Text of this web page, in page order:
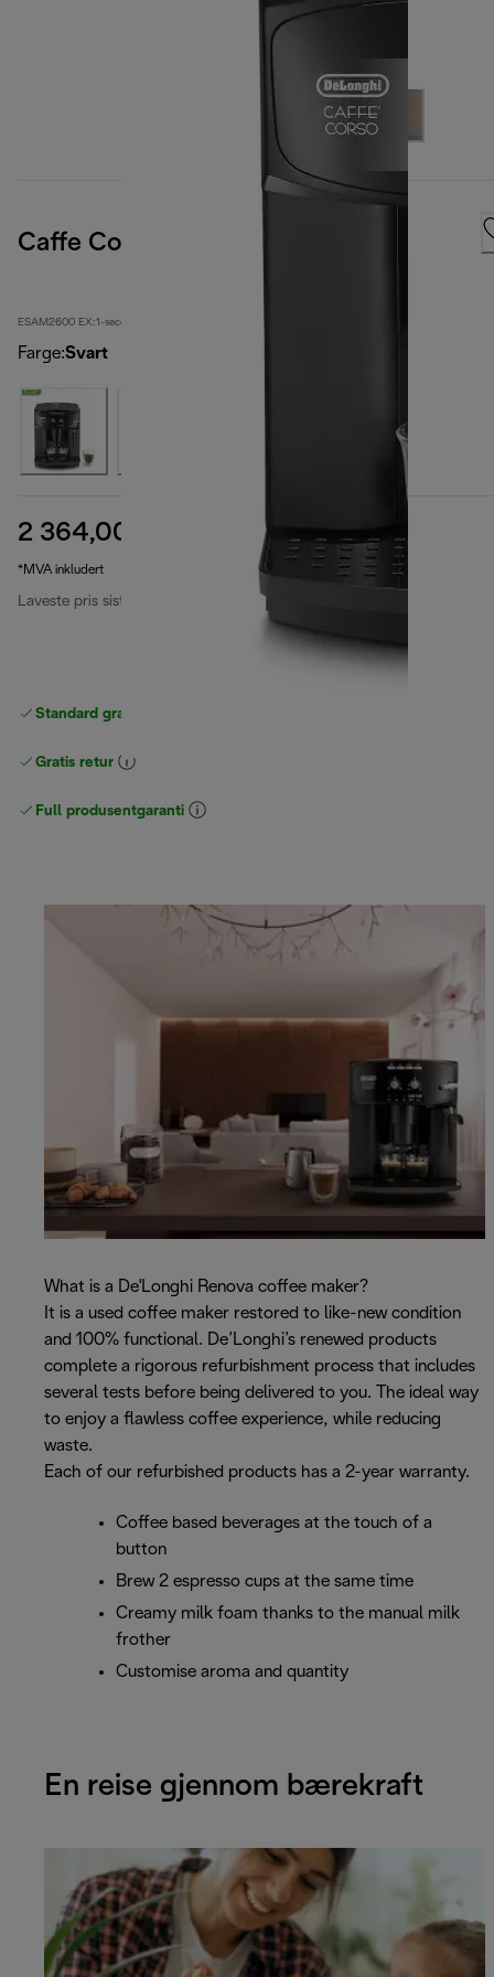
Caffe Corso
ESAM2600 EX:1-second
Farge:Svart
2 364,00 kr opprinnelig pris 3 199,00 kr
(-26 %)
*MVA inkludert
Laveste pris siste 30 dager
Standard gratis levering
Gratis retur
Full produsentgaranti
What is a De'Longhi Renova coffee maker?
It is a used coffee maker restored to like-new condition
and 100% functional. De’Longhi’s renewed products
complete a rigorous refurbishment process that includes
several tests before being delivered to you. The ideal way
to enjoy a flawless coffee experience, while reducing
waste.
Each of our refurbished products has a 2-year warranty.
Coffee based beverages at the touch of a
button
Brew 2 espresso cups at the same time
Creamy milk foam thanks to the manual milk
frother
Customise aroma and quantity
En reise gjennom bærekraft